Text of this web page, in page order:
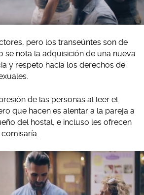
pero los transeúntes son de
se nota la adquisición de una nueva
y respeto hacia los derechos de
de las personas al leer el
que hacen es alentar a la pareja a
del hostal, e incluso les ofrecen